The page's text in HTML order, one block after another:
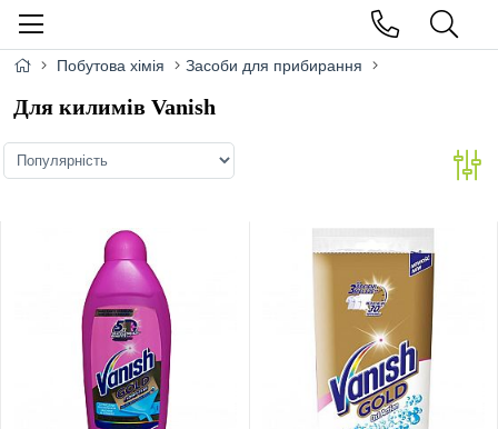
Побутова хімія Засоби для прибирання
Для килимів Vanish